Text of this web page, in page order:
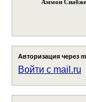
Аммон
Авторизация через
Войти с mail.ru